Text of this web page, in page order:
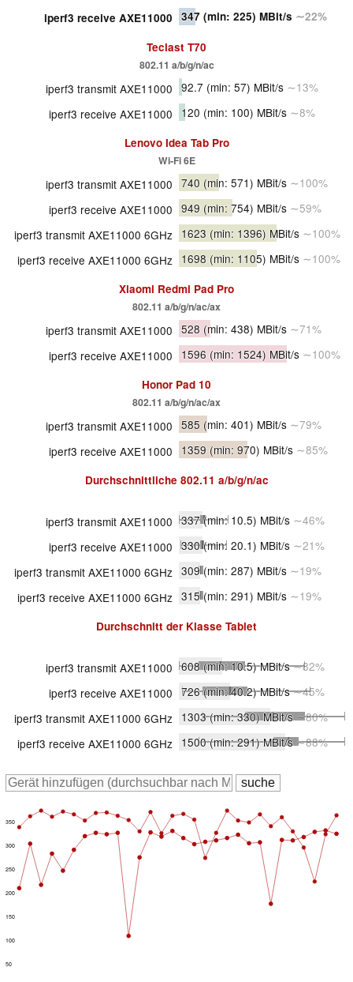
iperf3 receive AXE11000 347 (min: 225) MBit/s ∼22%
Teclast T70
802.11 a/b/g/n/ac
iperf3 transmit AXE11000 92.7 (min: 57) MBit/s ∼13%
iperf3 receive AXE11000
120 (min: 100) MBit/s ∼8%
Lenovo Idea Tab Pro
Wi-Fi 6E
iperf3 transmit AXE11000 740 (min: 571) MBit/s ∼100%
iperf3 receive AXE11000 949 (min: 754) MBit/s ∼59%
iperf3 transmit AXE11000 6GHz
1623 (min: 1396) MBit/s ∼100%
iperf3 receive AXE11000 6GHz
1698 (min: 1105) MBit/s ∼100%
Xiaomi Redmi Pad Pro
802.11 a/b/g/n/ac/ax
iperf3 transmit AXE11000 528 (min: 438) MBit/s ∼71%
iperf3 receive AXE11000
1596 (min: 1524) MBit/s ∼100%
Honor Pad 10
802.11 a/b/g/n/ac/ax
iperf3 transmit AXE11000 585 (min: 401) MBit/s ∼79%
iperf3 receive AXE11000
1359 (min: 970) MBit/s ∼85%
Durchschnittliche 802.11 a/b/g/n/ac
iperf3 transmit AXE11000 337(min: 10.5) MBit/s ∼46%
iperf3 receive AXE11000 330(min: 20.1) MBit/s ∼21%
iperf3 transmit AXE11000 6GHz 309(min: 287) MBit/s ∼19%
iperf3 receive AXE11000 6GHz 315(min: 291) MBit/s ∼19%
Durchschnitt der Klasse Tablet
iperf3 transmit AXE11000 608(min: 10.5)MBit/s∼82%
iperf3 receive AXE11000 726(min: 40.2)MBit/s∼45%
iperf3 transmit AXE11000 6GHz
1303(min: 330)MBit/s∼80%
iperf3 receive AXE11000 6GHz
1500(min: 291)MBit/s∼88%
50
100
150
200
250
300
350